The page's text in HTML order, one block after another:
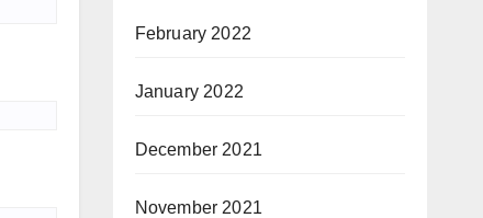
February 2022
January 2022
December 2021
November 2021